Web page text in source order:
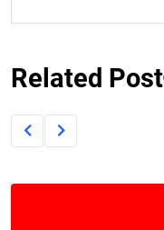
Related Post